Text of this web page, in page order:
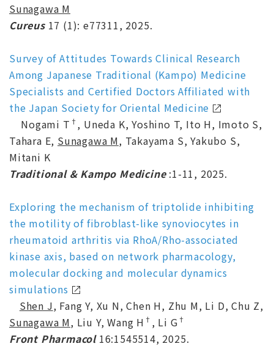
Sunagawa M
Cureus 17 (1): e77311, 2025.
Survey of Attitudes Towards Clinical Research
Among Japanese Traditional (Kampo) Medicine
Specialists and Certified Doctors Affiliated with
the Japan Society for Oriental Medicine
Nogami T †, Uneda K, Yoshino T, Ito H, Imoto S,
Tahara E, Sunagawa M, Takayama S, Yakubo S,
Mitani K
Traditional & Kampo Medicine :1-11, 2025.
Exploring the mechanism of triptolide inhibiting
the motility of fibroblast-like synoviocytes in
rheumatoid arthritis via RhoA/Rho-associated
kinase axis, based on network pharmacology,
molecular docking and molecular dynamics
simulations
Shen J, Fang Y, Xu N, Chen H, Zhu M, Li D, Chu Z,
Sunagawa M, Liu Y, Wang H † , Li G †
Front Pharmacol 16:1545514, 2025.